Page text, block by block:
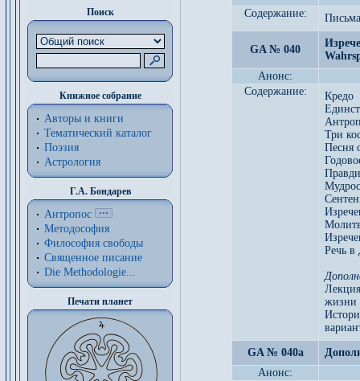
Поиск
Книжное собрание
Авторы и книги
Тематический каталог
Поэзия
Астрология
Г.А. Бондарев
Антропос
Методософия
Философия cвободы
Священное писание
Die Methodologie...
Печати планет
Содержание:
GA № 040
Анонс:
Содержание:
Кредо
Три
Песня
Речь в
жизни
GA № 040a
Анонс: